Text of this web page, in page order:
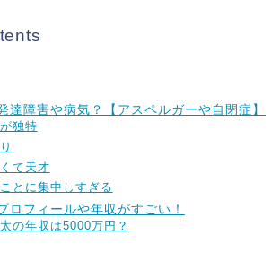
達障害や病気？【アスペルガーや自閉症】
独特
て天才
とに集中しすぎる
ロフィールや年収がすごい！
の年収は5000万円？